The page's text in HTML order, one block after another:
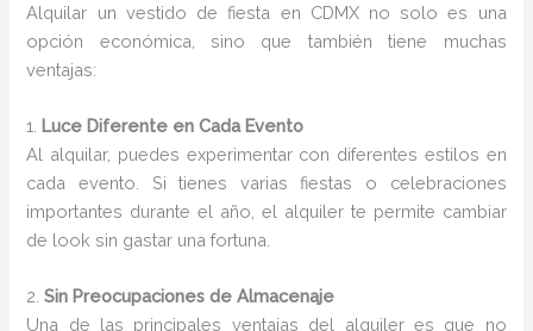
Alquilar un vestido de fiesta en CDMX no solo es una
opción económica, sino que también tiene muchas
ventajas:
1. Luce Diferente en Cada Evento
Al alquilar, puedes experimentar con diferentes estilos en
cada evento. Si tienes varias fiestas o celebraciones
importantes durante el año, el alquiler te permite cambiar
de look sin gastar una fortuna.
2.Sin Preocupaciones de Almacenaje
Una de las principales ventajas del alquiler es que no